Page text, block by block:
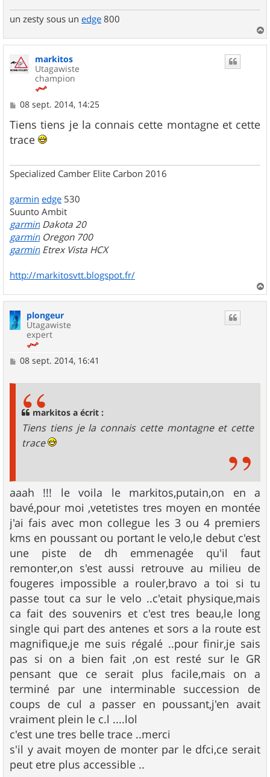
un zesty sous un edge 800
a
u
markitos
Utagawiste
champion
M
s
s
a
08 sept. 2014, 14:25
Tiens tiens je la connais cette montagne et cette
trace
Specialized Camber Elite Carbon 2016
garmin edge 530
Suunto Ambit
garmin Dakota 20
garmin Oregon 700
garmin Etrex Vista HCX
http://markitosvtt.blogspot.fr/
a
plongeur
Utagawiste
expert
M
08 sept. 2014, 16:41
markitos a écrit :
Tiens tiens je la connais cette montagne et cette
trace
aaah !!! le voila le markitos,putain,on en a
bavé,pour moi ,vetetistes tres moyen en montée
j'ai fais avec mon collegue les 3 ou 4 premiers
kms en poussant ou portant le velo,le debut c'est
une piste de dh emmenagée qu'il faut
remonter,on s'est aussi retrouve au milieu de
fougeres impossible a rouler,bravo a toi si tu
passe tout ca sur le velo ..c'etait physique,mais
ca fait des souvenirs et c'est tres beau,le long
single qui part des antenes et sors a la route est
magnifique,je me suis régalé ..pour finir,je sais
pas si on a bien fait ,on est resté sur le GR
pensant que ce serait plus facile,mais on a
terminé par une interminable succession de
coups de cul a passer en poussant,j'en avait
vraiment plein le c.l ....lol
c'est une tres belle trace ..merci
s'il y avait moyen de monter par le dfci,ce serait
peut etre plus accessible ..